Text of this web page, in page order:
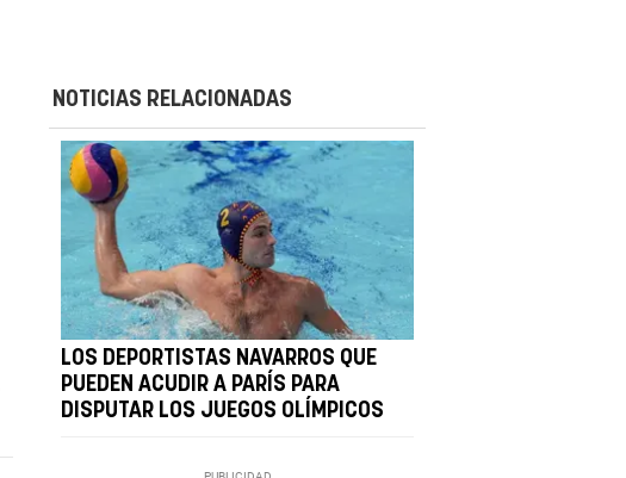
NOTICIAS RELACIONADAS
LOS DEPORTISTAS NAVARROS QUE
PUEDEN ACUDIR A PARÍS PARA
DISPUTAR LOS JUEGOS OLÍMPICOS